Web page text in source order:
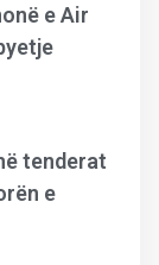
e Air
tenderat
e